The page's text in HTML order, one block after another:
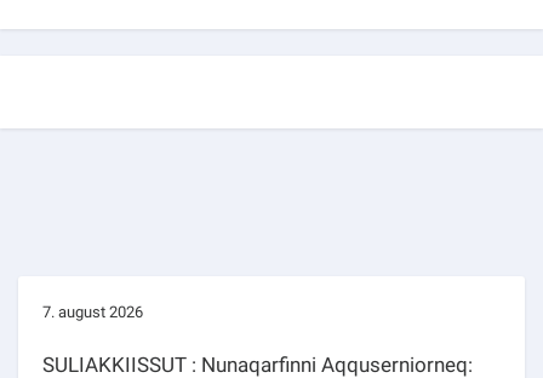
7. august 2026
SULIAKKIISSUT : Nunaqarfinni Aqquserniorneq: